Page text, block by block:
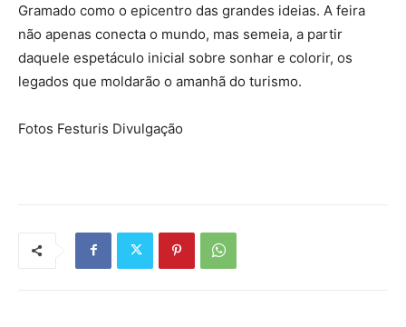
Gramado como o epicentro das grandes ideias. A feira
não apenas conecta o mundo, mas semeia, a partir
daquele espetáculo inicial sobre sonhar e colorir, os
legados que moldarão o amanhã do turismo.
Fotos Festuris Divulgação